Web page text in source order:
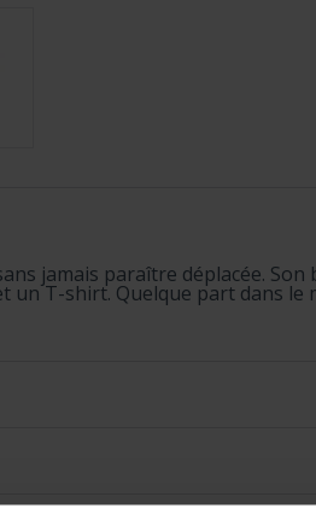
jamais paraître déplacée.
un T-shirt. Quelque part dans le